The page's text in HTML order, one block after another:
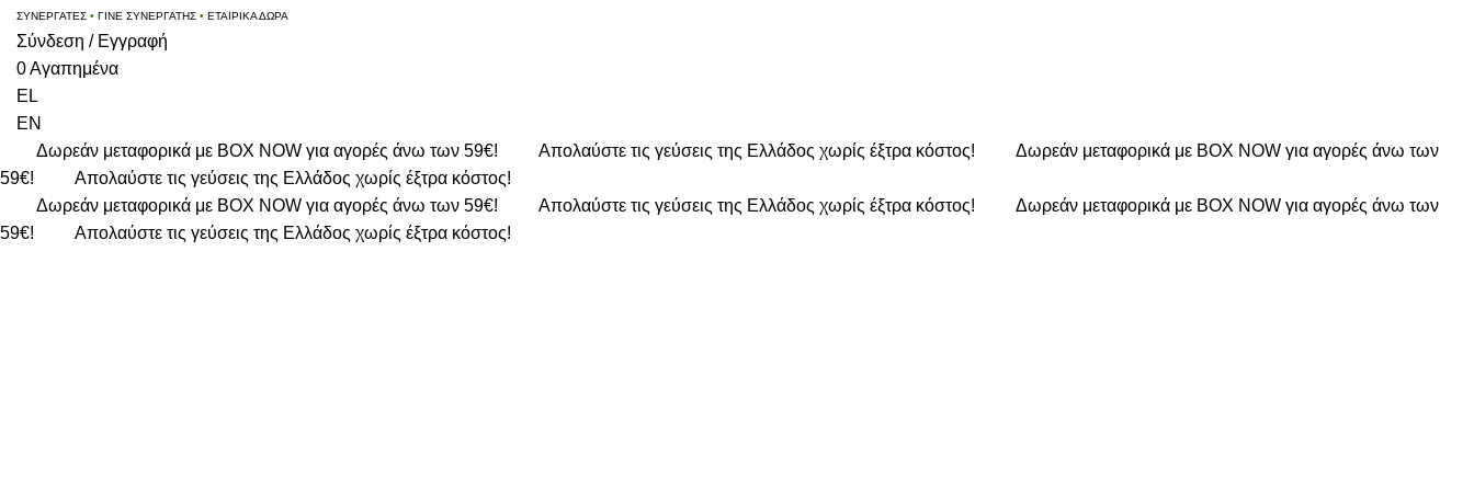
ΣΥΝΕΡΓΑΤΕΣ • ΓΙΝΕ ΣΥΝΕΡΓΑΤΗΣ • ΕΤΑΙΡΙΚΑ ΔΩΡΑ
Σύνδεση / Εγγραφή
0Αγαπημένα
EL
EN
Δωρεάν μεταφορικά με BOX NOW για αγορές άνω των 59€!
Απολαύστε τις γεύσεις της Ελλάδος χωρίς έξτρα κόστος!
Δωρεάν μεταφορικά με BOX NOW για αγορές άνω των
59€!
Απολαύστε τις γεύσεις της Ελλάδος χωρίς έξτρα κόστος!
Δωρεάν μεταφορικά με BOX NOW για αγορές άνω των 59€!
Απολαύστε τις γεύσεις της Ελλάδος χωρίς έξτρα κόστος!
Δωρεάν μεταφορικά με BOX NOW για αγορές άνω των
59€!
Απολαύστε τις γεύσεις της Ελλάδος χωρίς έξτρα κόστος!